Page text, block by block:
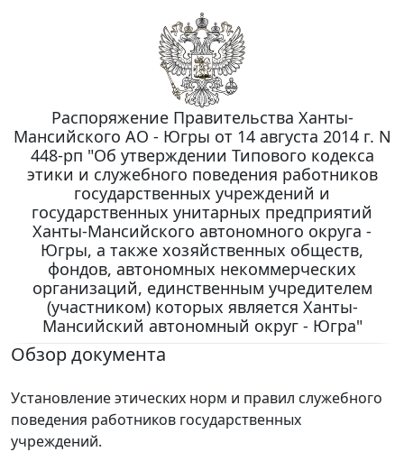
Распоряжение Правительства Ханты-
Мансийского АО - Югры от 14 августа 2014 г. N
448-рп "Об утверждении Типового кодекса
этики и служебного поведения работников
государственных учреждений и
государственных унитарных предприятий
Ханты-Мансийского автономного округа -
Югры, а также хозяйственных обществ,
фондов, автономных некоммерческих
организаций, единственным учредителем
(участником) которых является Ханты-
Мансийский автономный округ - Югра"
Обзор документа
Установление этических норм и правил служебного
поведения работников государственных
учреждений.